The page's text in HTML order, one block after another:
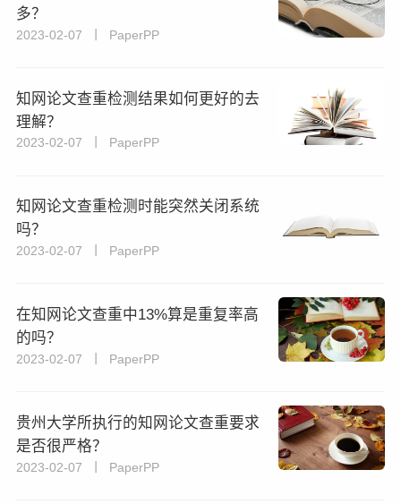
多？
2023-02-07 丨 PaperPP
知网论文查重检测结果如何更好的去
理解？
2023-02-07 丨 PaperPP
知网论文查重检测时能突然关闭系统
吗？
2023-02-07 丨 PaperPP
在知网论文查重中13%算是重复率高
的吗？
2023-02-07 丨 PaperPP
贵州大学所执行的知网论文查重要求
是否很严格？
2023-02-07 丨 PaperPP